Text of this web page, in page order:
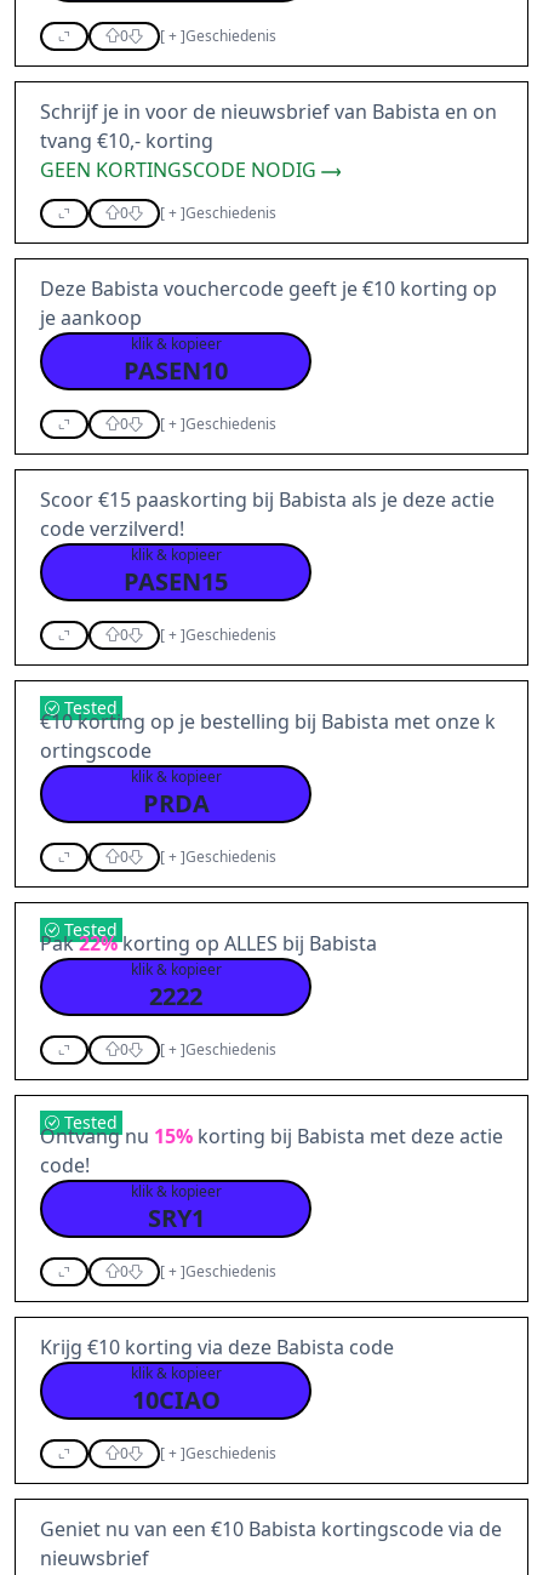
0 [+]Geschiedenis
Schrijf je in voor de nieuwsbrief van Babista en on
tvang €10,- korting
GEEN KORTINGSCODE NODIG
0 [+]Geschiedenis
Deze Babista vouchercode geeft je €10 korting op
je aankoop
klik & kopieer
PASEN10
0 [+]Geschiedenis
Scoor €15 paaskorting bij Babista als je deze actie
code verzilverd!
klik & kopieer
PASEN15
0 [+]Geschiedenis
Tested
€10 korting op je bestelling bij Babista met onze k
ortingscode
klik & kopieer
PRDA
0 [+]Geschiedenis
Tested
Pak22%korting op ALLES bij Babista
klik & kopieer
2222
0 [+]Geschiedenis
Tested
Ontvang nu 15% korting bij Babista met deze actie
code!
klik & kopieer
SRY1
0 [+]Geschiedenis
Krijg €10 korting via deze Babista code
klik & kopieer
10CIAO
0 [+]Geschiedenis
Geniet nu van een €10 Babista kortingscode via de
nieuwsbrief